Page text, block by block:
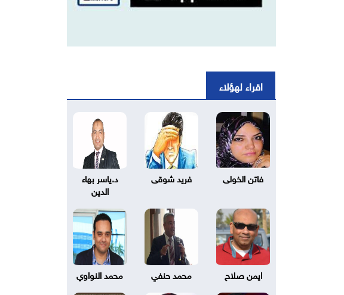
اقراء لهؤلاء
فاتن الخولى فريد شوقى
د.ياسر بهاء
الدين
ايمن صلاح محمد حنفي محمد النواوي